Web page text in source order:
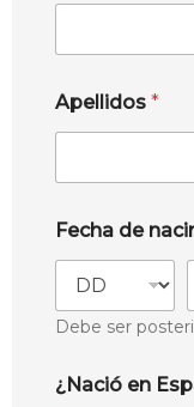
Apellidos *
Fecha de
Debe ser
¿Nació en